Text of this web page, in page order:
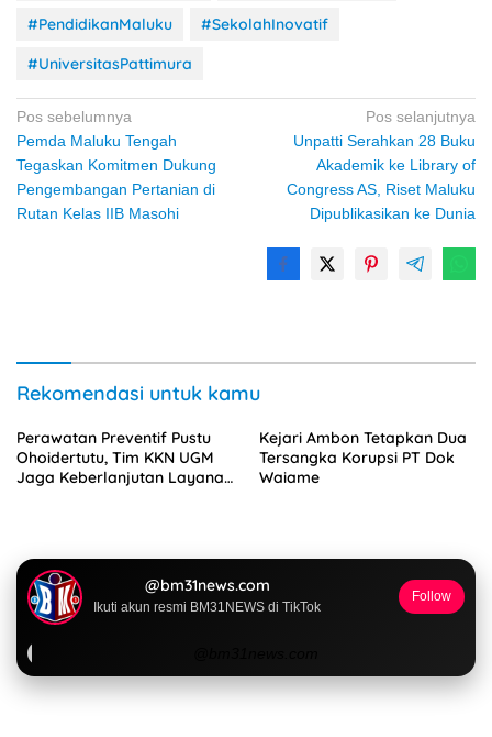
#PendidikanMaluku
#SekolahInovatif
#UniversitasPattimura
Navigasi
pos
Pos sebelumnya
Pemda Maluku Tengah
Tegaskan Komitmen Dukung
Pengembangan Pertanian di
Rutan Kelas IIB Masohi
Pos selanjutnya
Unpatti Serahkan 28 Buku
Akademik ke Library of
Congress AS, Riset Maluku
Dipublikasikan ke Dunia
Rekomendasi untuk kamu
Perawatan Preventif Pustu
Ohoidertutu, Tim KKN UGM
Jaga Keberlanjutan Layanan
Kejari Ambon Tetapkan Dua
Tersangka Korupsi PT Dok
Waiame
@bm31news.com
Ikuti akun resmi BM31NEWS di TikTok
Follow